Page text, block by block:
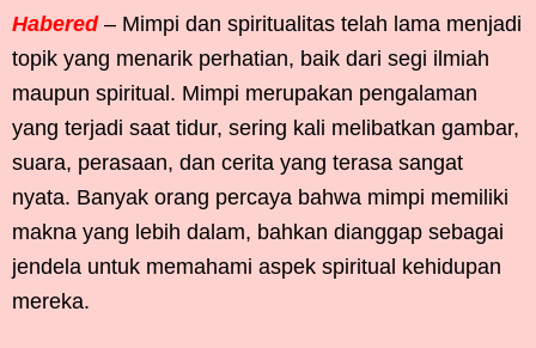
Habered– Mimpi dan spiritualitas telah lama menjadi
topik yang menarik perhatian, baik dari segi ilmiah
maupun spiritual. Mimpi merupakan pengalaman
yang terjadi saat tidur, sering kali melibatkan gambar,
suara, perasaan, dan cerita yang terasa sangat
nyata. Banyak orang percaya bahwa mimpi memiliki
makna yang lebih dalam, bahkan dianggap sebagai
jendela untuk memahami aspek spiritual kehidupan
mereka.